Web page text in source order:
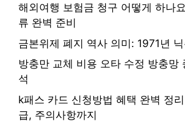
해외여행 보험금 청구 어떻게 하나
류 완벽 준비
금본위제 폐지 역사 의미: 1971년
방충만 교체 비용 오타 수정 방충망
석
k패스 카드 신청방법 혜택 완벽 정
급, 주의사항까지